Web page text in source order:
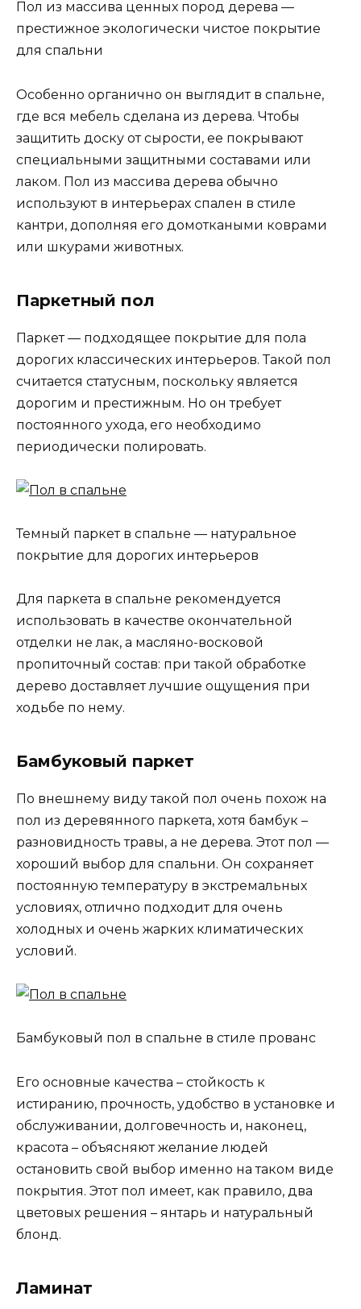
Пол из массива ценных пород дерева —
престижное экологически чистое покрытие
для спальни
Особенно органично он выглядит в спальне,
где вся мебель сделана из дерева. Чтобы
защитить доску от сырости, ее покрывают
специальными защитными составами или
лаком. Пол из массива дерева обычно
используют в интерьерах спален в стиле
кантри, дополняя его домоткаными коврами
или шкурами животных.
Паркетный пол
Паркет — подходящее покрытие для пола
дорогих классических интерьеров. Такой пол
считается статусным, поскольку является
дорогим и престижным. Но он требует
постоянного ухода, его необходимо
периодически полировать.
Темный паркет в спальне — натуральное
покрытие для дорогих интерьеров
Для паркета в спальне рекомендуется
использовать в качестве окончательной
отделки не лак, а масляно-восковой
пропиточный состав: при такой обработке
дерево доставляет лучшие ощущения при
ходьбе по нему.
Бамбуковый паркет
По внешнему виду такой пол очень похож на
пол из деревянного паркета, хотя бамбук –
разновидность травы, а не дерева. Этот пол —
хороший выбор для спальни. Он сохраняет
постоянную температуру в экстремальных
условиях, отлично подходит для очень
холодных и очень жарких климатических
условий.
Бамбуковый пол в спальне в стиле прованс
Его основные качества – стойкость к
истиранию, прочность, удобство в установке и
обслуживании, долговечность и, наконец,
красота – объясняют желание людей
остановить свой выбор именно на таком виде
покрытия. Этот пол имеет, как правило, два
цветовых решения – янтарь и натуральный
блонд.
Ламинат